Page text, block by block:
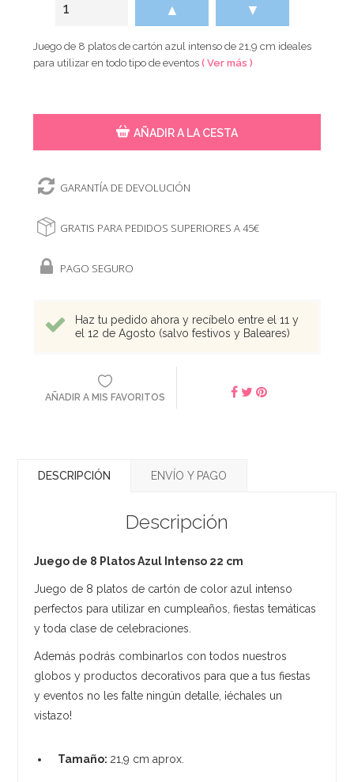
▲ ▼
Juego de 8 platos de cartón azul intenso de 21,9 cm ideales
para utilizar en todo tipo de eventos( Ver más )
AÑADIR A LA CESTA
GARANTÍA DE DEVOLUCIÓN
GRATIS PARA PEDIDOS SUPERIORES A 45€
PAGO SEGURO
Haz tu pedido ahora y recíbelo entre el 11 y
el 12 de Agosto (salvo festivos y Baleares)
AÑADIR A MIS FAVORITOS
DESCRIPCIÓN ENVÍO Y PAGO
Descripción
Juego de 8 Platos Azul Intenso 22 cm
Juego de 8 platos de cartón de color azul intenso
perfectos para utilizar en cumpleaños, fiestas temáticas
y toda clase de celebraciones.
Además podrás combinarlos con todos nuestros
globos y productos decorativos para que a tus fiestas
y eventos no les falte ningún detalle, ¡échales un
vistazo!
Tamaño: 21,9 cm aprox.